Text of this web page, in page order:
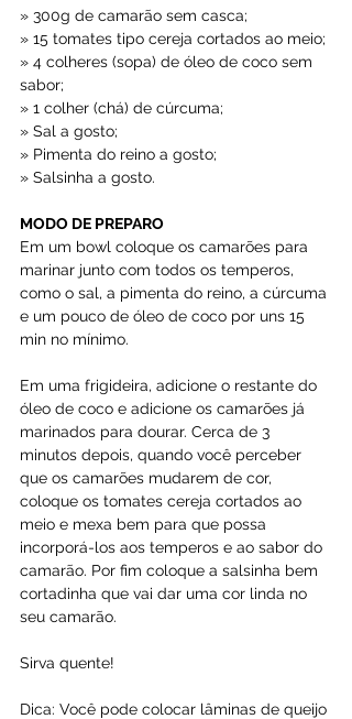
» 300g de camarão sem casca;
» 15 tomates tipo cereja cortados ao meio;
» 4 colheres (sopa) de óleo de coco sem
sabor;
» 1 colher (chá) de cúrcuma;
» Sal a gosto;
» Pimenta do reino a gosto;
» Salsinha a gosto.
MODO DE PREPARO
Em um bowl coloque os camarões para
marinar junto com todos os temperos,
como o sal, a pimenta do reino, a cúrcuma
e um pouco de óleo de coco por uns 15
min no mínimo.
Em uma frigideira, adicione o restante do
óleo de coco e adicione os camarões já
marinados para dourar. Cerca de 3
minutos depois, quando você perceber
que os camarões mudarem de cor,
coloque os tomates cereja cortados ao
meio e mexa bem para que possa
incorporá-los aos temperos e ao sabor do
camarão. Por fim coloque a salsinha bem
cortadinha que vai dar uma cor linda no
seu camarão.
Sirva quente!
Dica: Você pode colocar lâminas de queijo